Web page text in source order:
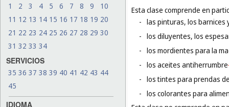
1 2 3 4 5 6 7 8 9
10
11 12 13 14 15 16 17 18 19 20
21 22 23 24 25 26 27 28 29 30
31 32 33 34
SERVICIOS
35 36 37 38 39 40 41 42 43 44
45
IDIOMA
Esta clase comprende en
- las pinturas, los barnices
- los diluyentes, los
- los mordientes para la
- los aceites antiherrumbre
- los tintes para prendas
- los colorantes para